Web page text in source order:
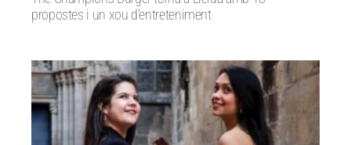
propostes i un xou d’entreteniment